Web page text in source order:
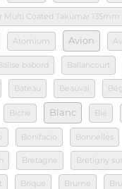
Multi Coated Takumar 135mm
Atomium Avion
babord Ballancourt
Bateau Beauval
Biche Blanc Blé
Bonifacio Bonnelles
Bretagne Bretigny
Brique Brume